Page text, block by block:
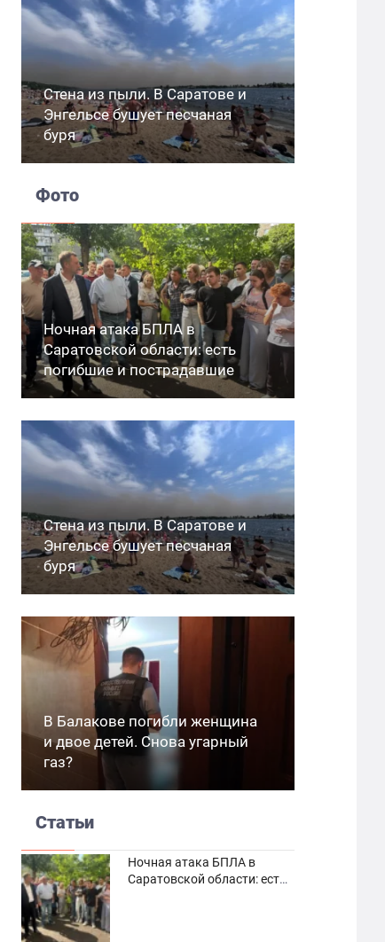
Стена из пыли. В Саратове и
Энгельсе бушует песчаная
буря
Фото
Ночная атака БПЛА в
Саратовской области: есть
погибшие и пострадавшие
Стена из пыли. В Саратове и
Энгельсе бушует песчаная
буря
В Балакове погибли женщина
и двое детей. Снова угарный
газ?
Статьи
Ночная атака БПЛА в
Саратовской области: есть